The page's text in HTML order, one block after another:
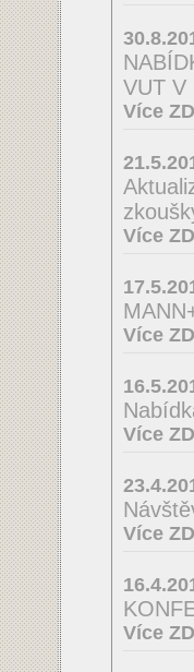
VUT V
Více
Více
Více
Více
Více
Více